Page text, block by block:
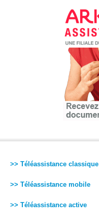
>> Téléassistance classique
>> Téléassistance mobile
>> Téléassistance active